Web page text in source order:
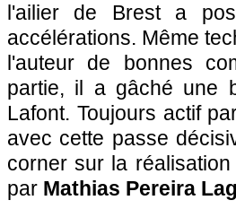
l'ailier de Brest a
accélérations. Même
l'auteur de bonnes
partie, il a gâché une
Lafont. Toujours actif
avec cette passe
corner sur la
par Mathias Pereira